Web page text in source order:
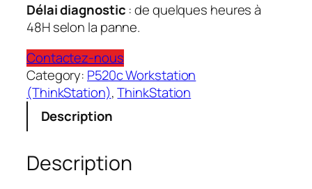
Délai diagnostic : de quelques heures à
48H selon la panne.
Contactez-nous
Category: P520c Workstation
(ThinkStation), ThinkStation
Description
Description